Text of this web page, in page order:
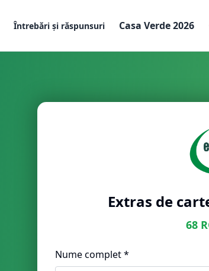
Întrebări și răspunsuri Casa Verde 2026
Extras de
68
Nume complet *